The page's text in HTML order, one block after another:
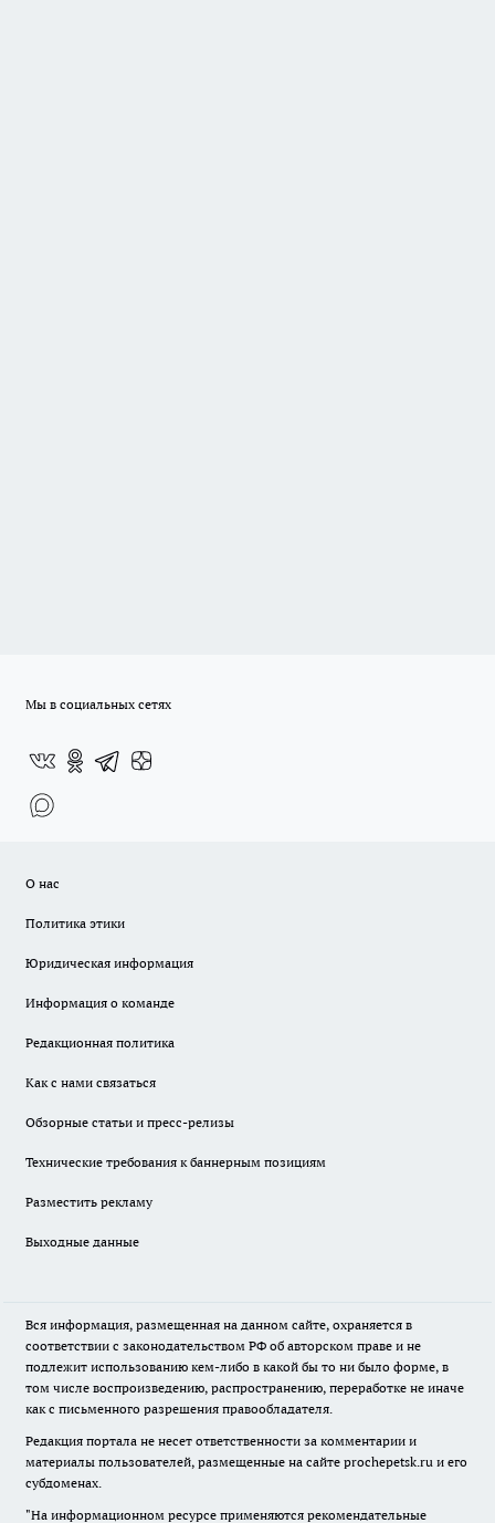
Мы в социальных сетях
О нас
Политика этики
Юридическая информация
Информация о команде
Редакционная политика
Как с нами связаться
Обзорные статьи и пресс-релизы
Технические требования к баннерным позициям
Разместить рекламу
Выходные данные
Вся информация, размещенная на данном сайте, охраняется в
соответствии с законодательством РФ об авторском праве и не
подлежит использованию кем-либо в какой бы то ни было форме, в
том числе воспроизведению, распространению, переработке не иначе
как с письменного разрешения правообладателя.
Редакция портала не несет ответственности за комментарии и
материалы пользователей, размещенные на сайте prochepetsk.ru и его
субдоменах.
"На информационном ресурсе применяются рекомендательные